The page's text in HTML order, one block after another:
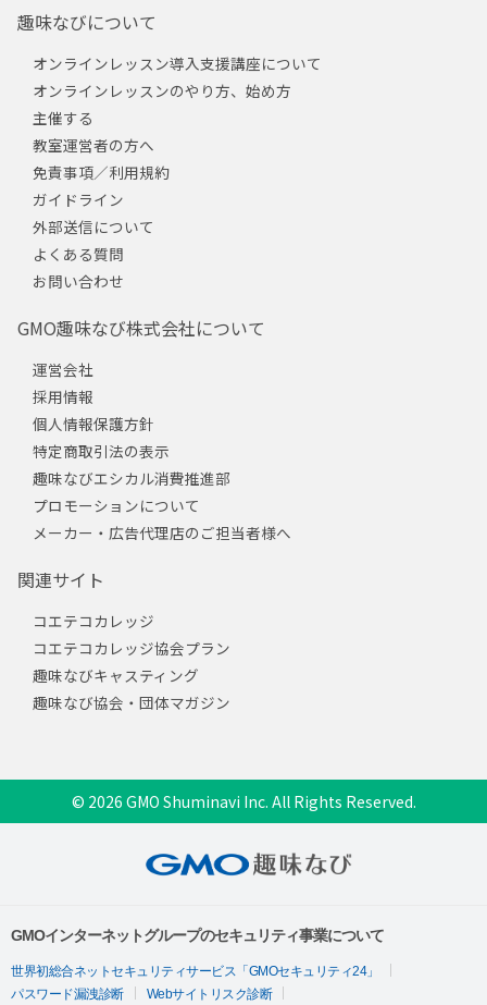
趣味なびについて
オンラインレッスン導入支援講座について
オンラインレッスンのやり方、始め方
主催する
教室運営者の方へ
免責事項／利用規約
ガイドライン
外部送信について
よくある質問
お問い合わせ
GMO趣味なび株式会社について
運営会社
採用情報
個人情報保護方針
特定商取引法の表示
趣味なびエシカル消費推進部
プロモーションについて
メーカー・広告代理店のご担当者様へ
関連サイト
コエテコカレッジ
コエテコカレッジ協会プラン
趣味なびキャスティング
趣味なび協会・団体マガジン
© 2026 GMO Shuminavi Inc. All Rights Reserved.